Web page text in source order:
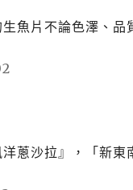
生魚片不論色澤、品
蔥沙拉』，「新